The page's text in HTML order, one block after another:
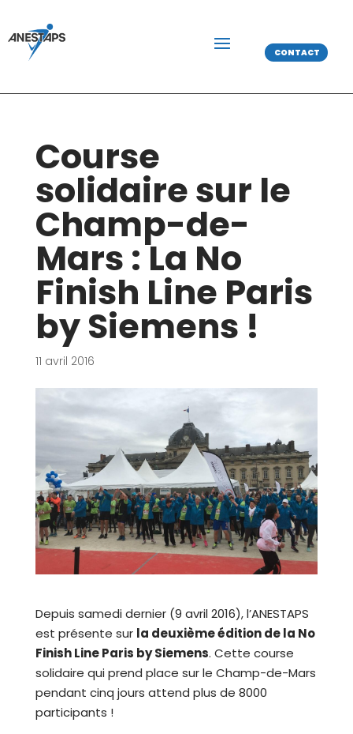
CONTACT
Course
solidaire sur le
Champ-de-
Mars : La No
Finish Line Paris
by Siemens !
11 avril 2016
Depuis samedi dernier (9 avril 2016), l’ANESTAPS
est présente sur la deuxième édition de la No
Finish Line Paris by Siemens. Cette course
solidaire qui prend place sur le Champ-de-Mars
pendant cinq jours attend plus de 8000
participants !